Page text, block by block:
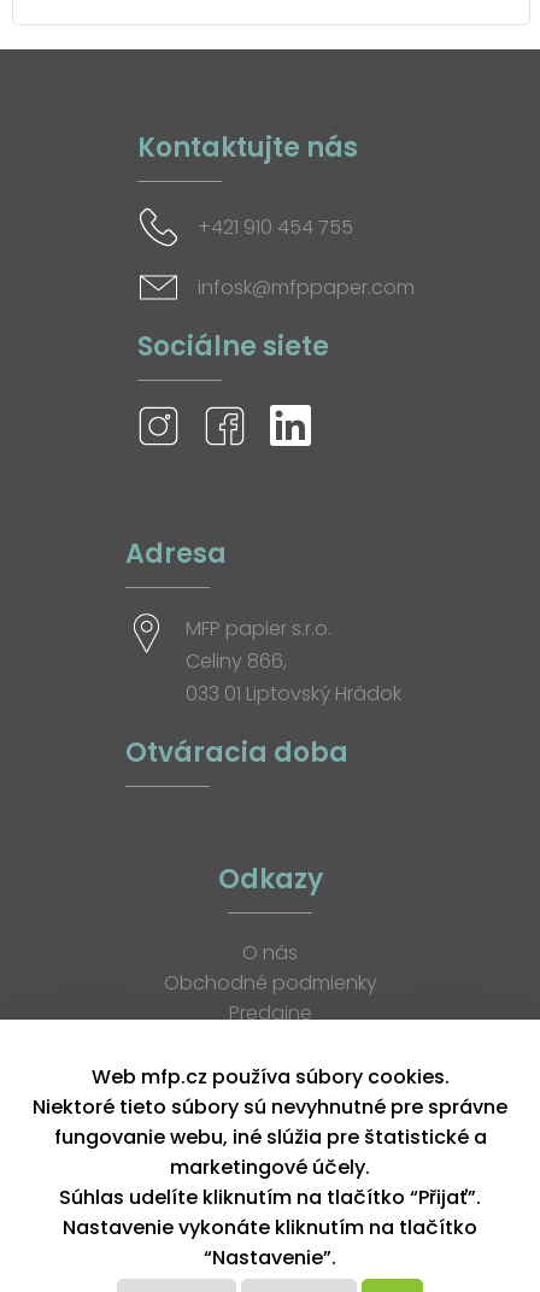
Kontaktujte nás
+421 910 454 755
infosk@mfppaper.com
Sociálne siete
Adresa
MFP papier s.r.o.
Celiny 866,
033 01 Liptovský Hrádok
Otváracia doba
Odkazy
O nás
Obchodné podmienky
Predajne
K stiahnutiu
Blog
Kontakt
Kariéra
XML feed
Copyright © 2026, MFP paper s. r. o. | Všetky práva vyhradené
design by MFP
Web mfp.cz používa súbory cookies.
Niektoré tieto súbory sú nevyhnutné pre správne
fungovanie webu, iné slúžia pre štatistické a
marketingové účely.
Súhlas udelíte kliknutím na tlačítko “Přijať”.
Nastavenie vykonáte kliknutím na tlačítko
“Nastavenie”.